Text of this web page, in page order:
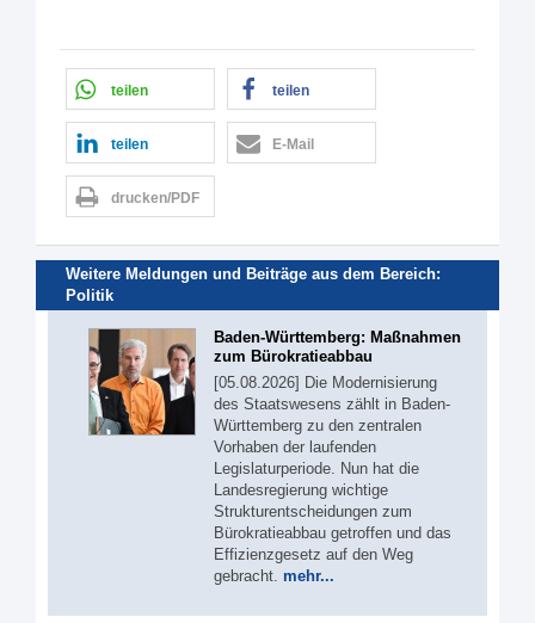
teilen teilen
teilen E-Mail
drucken/PDF
Weitere Meldungen und Beiträge aus dem Bereich:
Politik
Baden-Württemberg: Maßnahmen
zum Bürokratieabbau
[05.08.2026] Die Modernisierung
des Staatswesens zählt in Baden-
Württemberg zu den zentralen
Vorhaben der laufenden
Legislaturperiode. Nun hat die
Landesregierung wichtige
Strukturentscheidungen zum
Bürokratieabbau getroffen und das
Effizienzgesetz auf den Weg
gebracht. mehr...